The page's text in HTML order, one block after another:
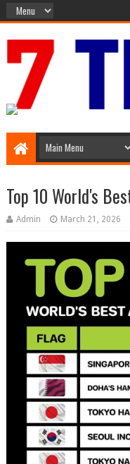
Top 10 World's
Admin March 21, 2026